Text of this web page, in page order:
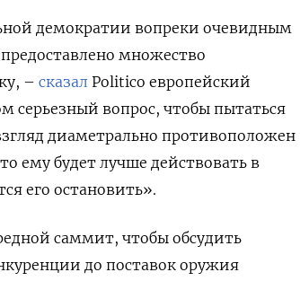
демократии вопреки очевидным
множество
– сказал Politico европейский
серьезный вопрос, чтобы пытаться
диаметрально противоположен
ему будет лучше действовать в
его остановить».
саммит, чтобы обсудить
до поставок оружия